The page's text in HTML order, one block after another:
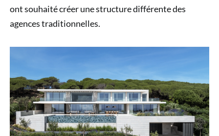
ont souhaité créer une structure différente des
agences traditionnelles.